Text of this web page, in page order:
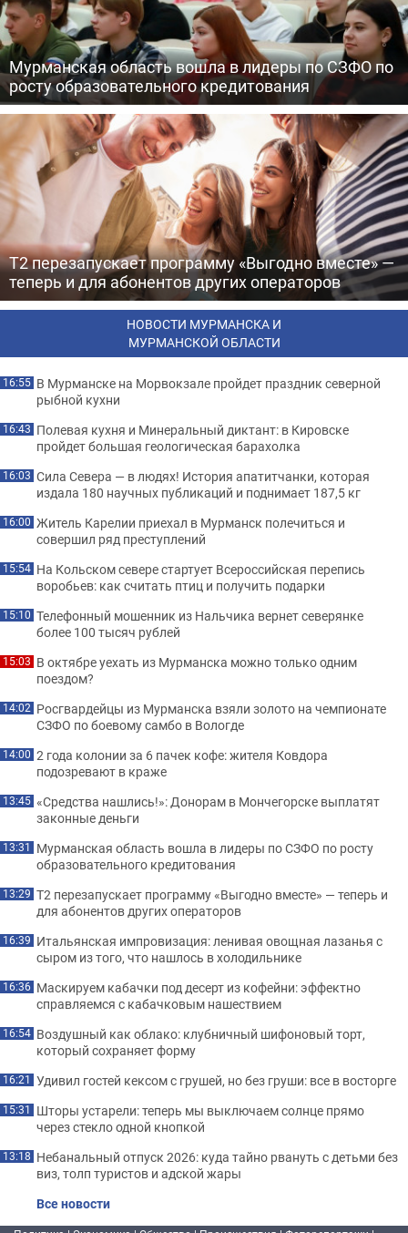
Мурманская область вошла в лидеры по СЗФО по
росту образовательного кредитования
Т2 перезапускает программу «Выгодно вместе» —
теперь и для абонентов других операторов
НОВОСТИ МУРМАНСКА И
МУРМАНСКОЙ ОБЛАСТИ
16:55 В Мурманске на Морвокзале пройдет праздник северной
рыбной кухни
16:43 Полевая кухня и Минеральный диктант: в Кировске
пройдет большая геологическая барахолка
16:03 Сила Севера — в людях! История апатитчанки, которая
издала 180 научных публикаций и поднимает 187,5 кг
16:00 Житель Карелии приехал в Мурманск полечиться и
совершил ряд преступлений
15:54 На Кольском севере стартует Всероссийская перепись
воробьев: как считать птиц и получить подарки
15:10 Телефонный мошенник из Нальчика вернет северянке
более 100 тысяч рублей
15:03 В октябре уехать из Мурманска можно только одним
поездом?
14:02 Росгвардейцы из Мурманска взяли золото на чемпионате
СЗФО по боевому самбо в Вологде
14:00 2 года колонии за 6 пачек кофе: жителя Ковдора
подозревают в краже
13:45 «Средства нашлись!»: Донорам в Мончегорске выплатят
законные деньги
13:31 Мурманская область вошла в лидеры по СЗФО по росту
образовательного кредитования
13:29 Т2 перезапускает программу «Выгодно вместе» — теперь и
для абонентов других операторов
16:39 Итальянская импровизация: ленивая овощная лазанья с
сыром из того, что нашлось в холодильнике
16:36 Маскируем кабачки под десерт из кофейни: эффектно
справляемся с кабачковым нашествием
16:54 Воздушный как облако: клубничный шифоновый торт,
который сохраняет форму
16:21 Удивил гостей кексом с грушей, но без груши: все в восторге
15:31 Шторы устарели: теперь мы выключаем солнце прямо
через стекло одной кнопкой
13:18 Небанальный отпуск 2026: куда тайно рвануть с детьми без
виз, толп туристов и адской жары
Все новости